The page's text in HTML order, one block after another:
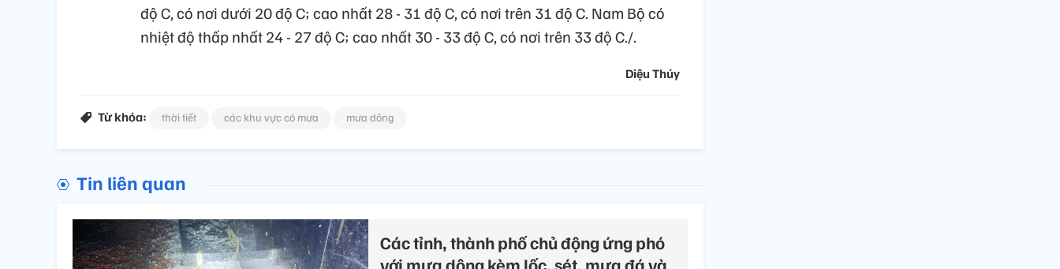
độ C, có nơi dưới 20 độ C; cao nhất 28 - 31 độ C, có nơi trên 31 độ C. Nam Bộ có
nhiệt độ thấp nhất 24 - 27 độ C; cao nhất 30 - 33 độ C, có nơi trên 33 độ C./.
Diệu Thúy
Từ khóa: thời tiết các khu vực có mưa mưa dông
Tin liên quan
Các tỉnh, thành phố chủ động ứng phó
với mưa dông kèm lốc, sét, mưa đá và